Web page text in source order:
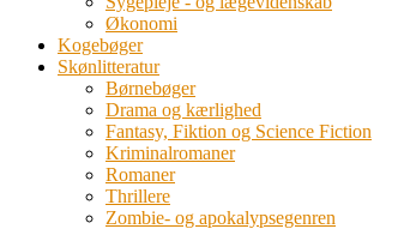
Økonomi
Kogebøger
Skønlitteratur
Børnebøger
Drama og kærlighed
Fantasy, Fiktion og Science Fiction
Kriminalromaner
Romaner
Thrillere
Zombie- og apokalypsegenren